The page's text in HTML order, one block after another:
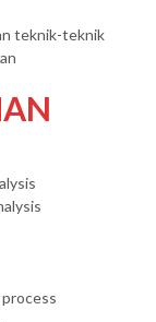
teknik-teknik